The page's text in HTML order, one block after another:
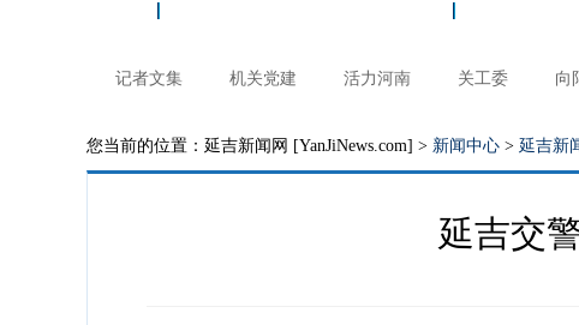
记者文集 机关党建 活力河南 关工委 向
您当前的位置：延吉新闻网 [YanJiNews.com] > 新闻中心 > 延吉新
延吉交